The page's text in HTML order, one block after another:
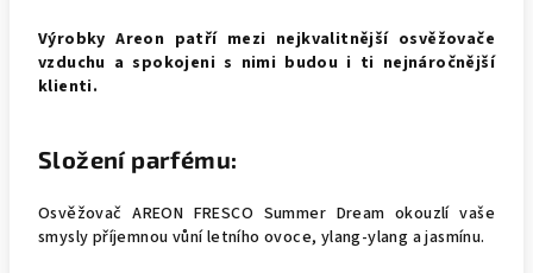
Výrobky Areon patří mezi nejkvalitnější osvěžovače
vzduchu a spokojeni s nimi budou i ti nejnáročnější
klienti.
Složení parfému:
Osvěžovač AREON FRESCO Summer Dream okouzlí vaše
smysly příjemnou vůní letního ovoce, ylang-ylang a jasmínu.